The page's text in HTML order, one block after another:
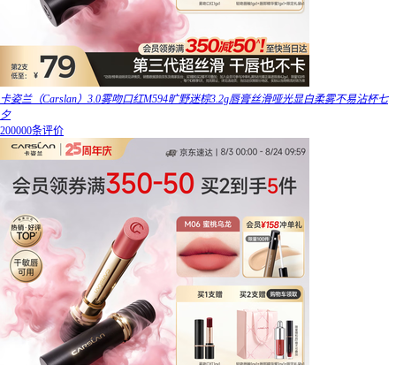
卡姿兰（Carslan）3.0雾吻口红M594旷野迷棕3.2g唇膏丝滑哑光显白柔雾不易沾杯七
夕
200000条评价